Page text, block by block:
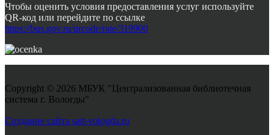
Чтобы оценить условия предоставления услуг используйте
QR-код или перейдите по ссылке
https://bus.gov.ru/qrcode/rate/319900
Copyright © 2026 МБУК "Централизованная библиотечная
система г. Вологды"
Создание сайта sait-vologda.ru